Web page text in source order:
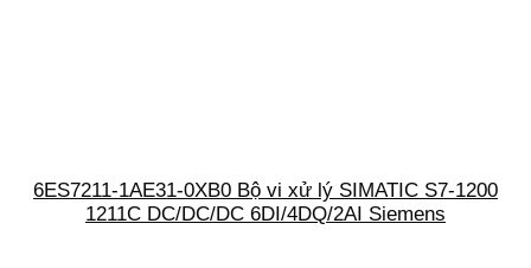
6ES7211-1AE31-0XB0 Bộ vi xử lý SIMATIC S7-1200
1211C DC/DC/DC 6DI/4DQ/2AI Siemens